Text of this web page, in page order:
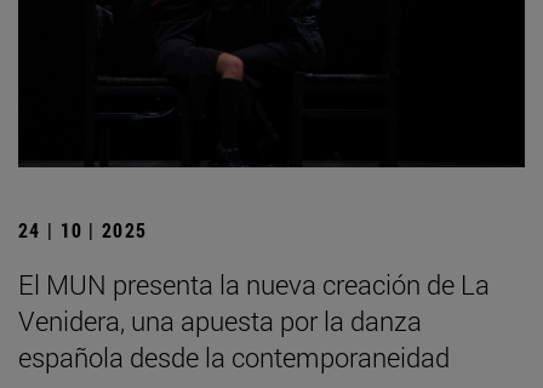
24 | 10 | 2025
El MUN presenta la nueva creación de La
Venidera, una apuesta por la danza
española desde la contemporaneidad